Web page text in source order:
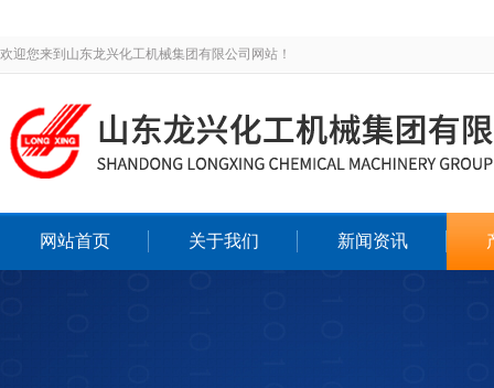
欢迎您来到山东龙兴化工机械集团有限公司网站！
网站首页 关于我们 新闻资讯